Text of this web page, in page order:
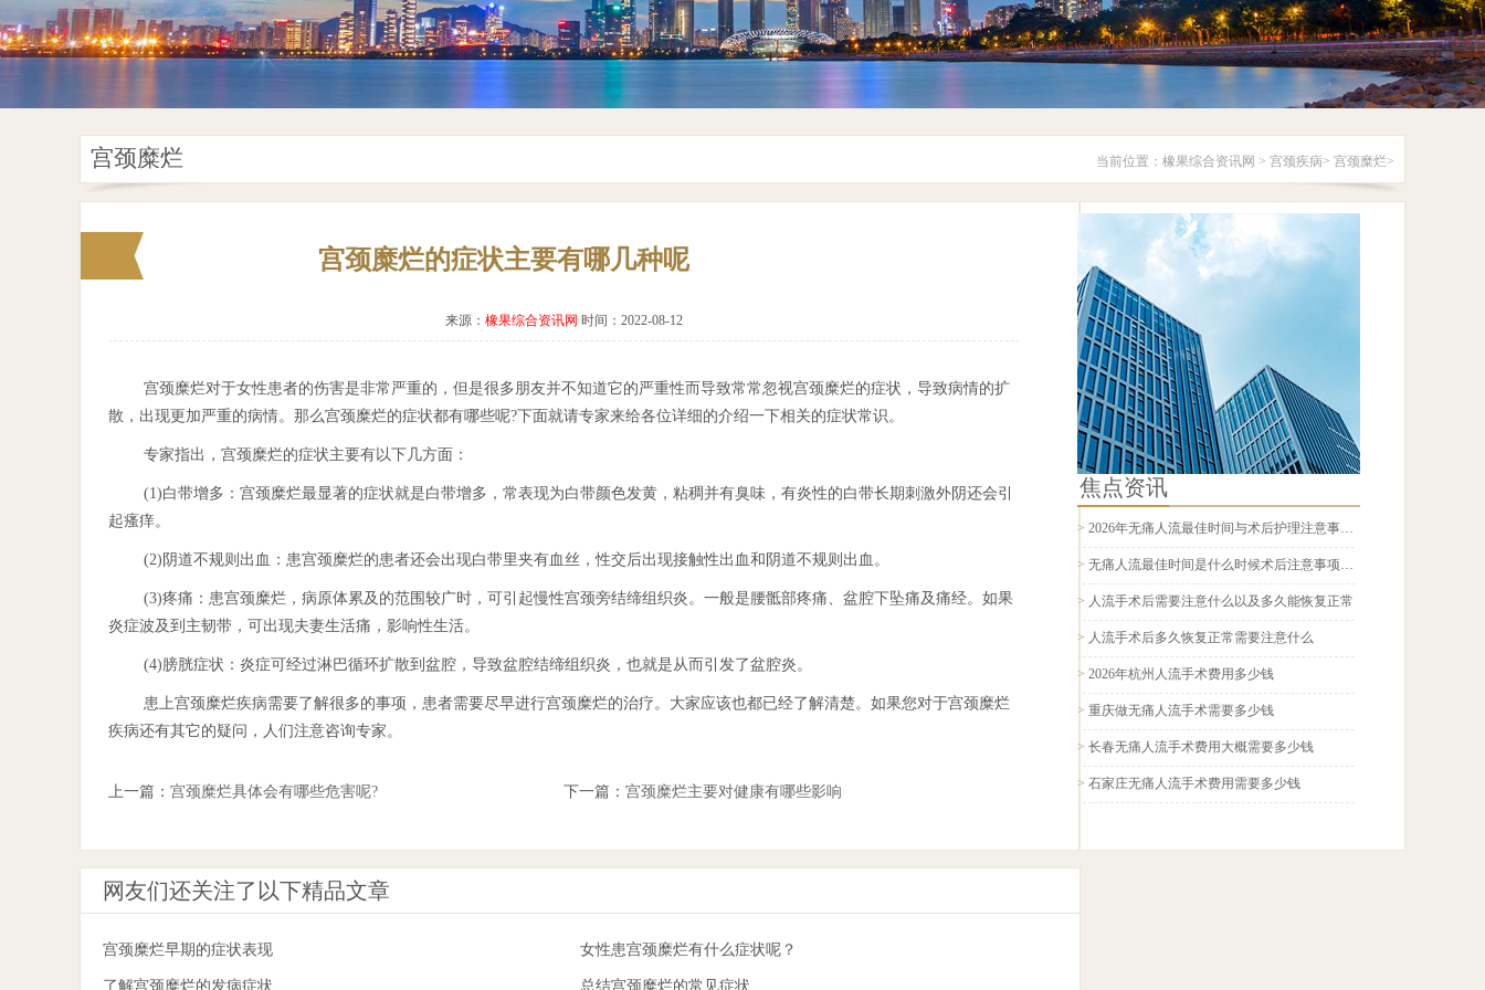
宫颈糜烂 当前位置： 橡果综合资讯网 > 宫颈疾病> 宫颈糜烂>
宫颈糜烂的症状主要有哪几种呢
来源： 橡果综合资讯网 时间：2022-08-12
宫颈糜烂对于女性患者的伤害是非常严重的，但是很多朋友并不知道它的严重性而导致常常忽视宫颈糜烂的症状，导致病情的扩
散，出现更加严重的病情。那么宫颈糜烂的症状都有哪些呢?下面就请专家来给各位详细的介绍一下相关的症状常识。
专家指出，宫颈糜烂的症状主要有以下几方面：
(1)白带增多：宫颈糜烂最显著的症状就是白带增多，常表现为白带颜色发黄，粘稠并有臭味，有炎性的白带长期刺激外阴还会引
起瘙痒。
(2)阴道不规则出血：患宫颈糜烂的患者还会出现白带里夹有血丝，性交后出现接触性出血和阴道不规则出血。
(3)疼痛：患宫颈糜烂，病原体累及的范围较广时，可引起慢性宫颈旁结缔组织炎。一般是腰骶部疼痛、盆腔下坠痛及痛经。如果
炎症波及到主韧带，可出现夫妻生活痛，影响性生活。
(4)膀胱症状：炎症可经过淋巴循环扩散到盆腔，导致盆腔结缔组织炎，也就是从而引发了盆腔炎。
患上宫颈糜烂疾病需要了解很多的事项，患者需要尽早进行宫颈糜烂的治疗。大家应该也都已经了解清楚。如果您对于宫颈糜烂
疾病还有其它的疑问，人们注意咨询专家。
上一篇： 宫颈糜烂具体会有哪些危害呢? 下一篇： 宫颈糜烂主要对健康有哪些影响
焦点资讯
> 2026年无痛人流最佳时间与术后护理注意事项全面科普指南
> 无痛人流最佳时间是什么时候术后注意事项有哪些2026科普
> 人流手术后需要注意什么以及多久能恢复正常
> 人流手术后多久恢复正常需要注意什么
> 2026年杭州人流手术费用多少钱
> 重庆做无痛人流手术需要多少钱
> 长春无痛人流手术费用大概需要多少钱
> 石家庄无痛人流手术费用需要多少钱
网友们还关注了以下精品文章
宫颈糜烂早期的症状表现 女性患宫颈糜烂有什么症状呢？
了解宫颈糜烂的发病症状 总结宫颈糜烂的常见症状